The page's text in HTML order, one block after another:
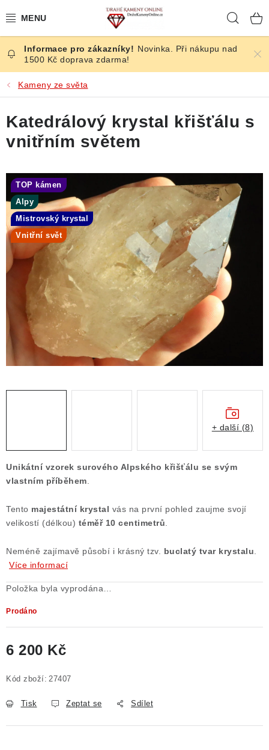
na
ČESKÉ KAMENY
ŠPERKY
KAMENY ZE SVĚTA
BROUŠENÉ
SLEVY
ÚČINKY
KRYSTALY
ČLÁNKY
NALEZIŠTĚ
NÁŠ PŘÍBĚH
VIDEOGALERIE
Ochrana osobních údajů
Formulář pro uplatnění reklamace
Poučení o právu na odstoupení od smlouvy
Novinka. Při nákupu nad
1500 Kč doprava zdarma!
Kameny ze světa
Unikátní vzorek surového Alpského křišťálu se svým
vlastním příběhem
Tento majestátní krystal vás na první pohled zaujme svojí
velikostí (délkou) téměř 10 centimetrů
Neméně zajímavě působí i krásný tzv. buclatý tvar krystalu
Více informací
Položka byla vyprodána…
Prodáno
6 200 Kč
Kód zboží: 27407
Tisk Zeptat se Sdílet
Katedrálový krystal křišťálu s
vnitřním světem
TOP kámen
Alpy
Mistrovský krystal
Vnitřní svět
+ další (8)